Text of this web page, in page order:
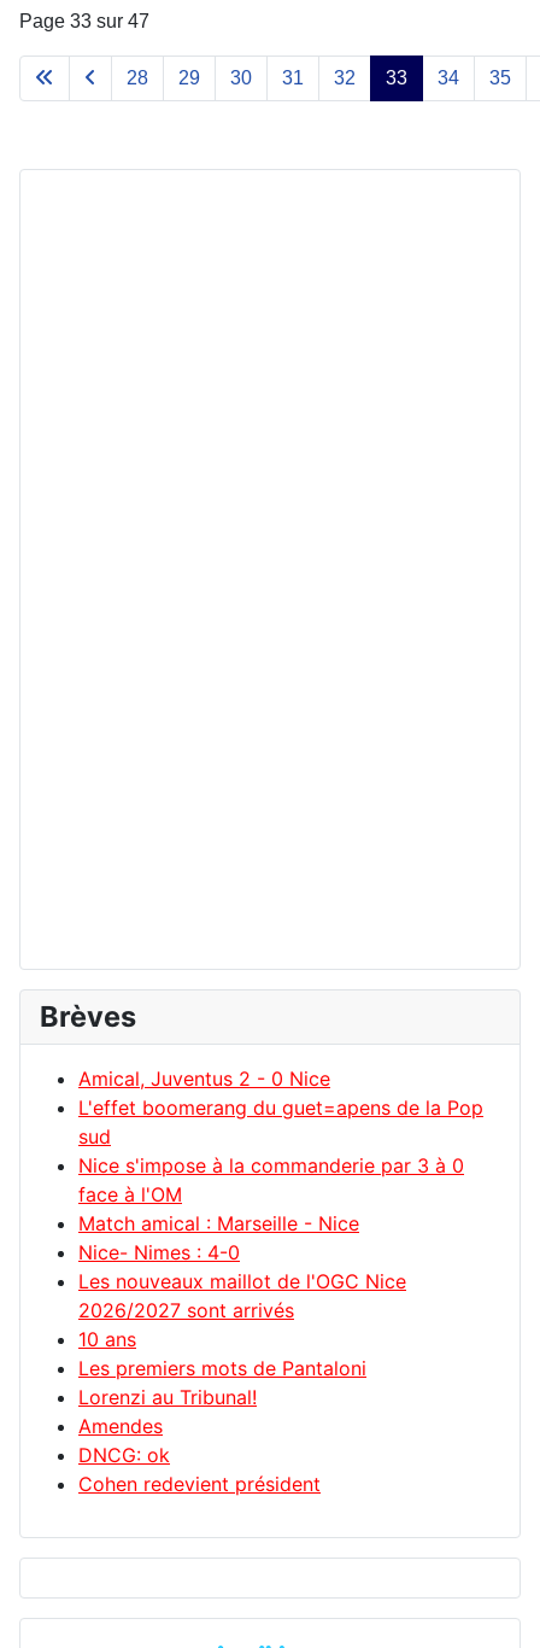
Brèves
Amical, Juventus 2 - 0 Nice
L'effet boomerang du guet=apens de la Pop
sud
Nice s'impose à la commanderie par 3 à 0
face à l'OM
Match amical : Marseille - Nice
Nice- Nimes : 4-0
Les nouveaux maillot de l'OGC Nice
2026/2027 sont arrivés
10 ans
Les premiers mots de Pantaloni
Lorenzi au Tribunal!
Amendes
DNCG: ok
Cohen redevient président
Page 33 sur 47
28 29 30 31 32 33 34 35